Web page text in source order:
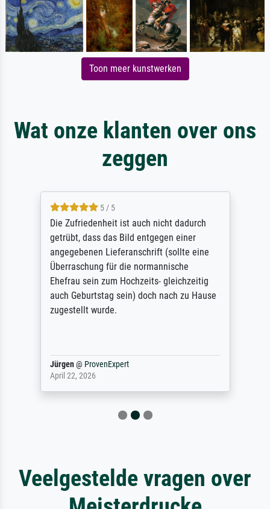
Toon meer kunstwerken
Wat onze klanten over ons
zeggen
5 / 5
Die Zufriedenheit ist auch nicht dadurch
getrübt, dass das Bild entgegen einer
angegebenen Lieferanschrift (sollte eine
Überraschung für die normannische
Ehefrau sein zum Hochzeits- gleichzeitig
auch Geburtstag sein) doch nach zu Hause
zugestellt wurde.
Jürgen@ ProvenExpert
April 22, 2026
Veelgestelde vragen over